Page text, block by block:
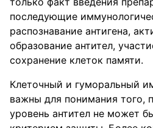
последующие
распознавание антигена,
образование антител,
сохранение клеток памяти.
Клеточный и гуморальный
важны для понимания того,
уровень антител не может